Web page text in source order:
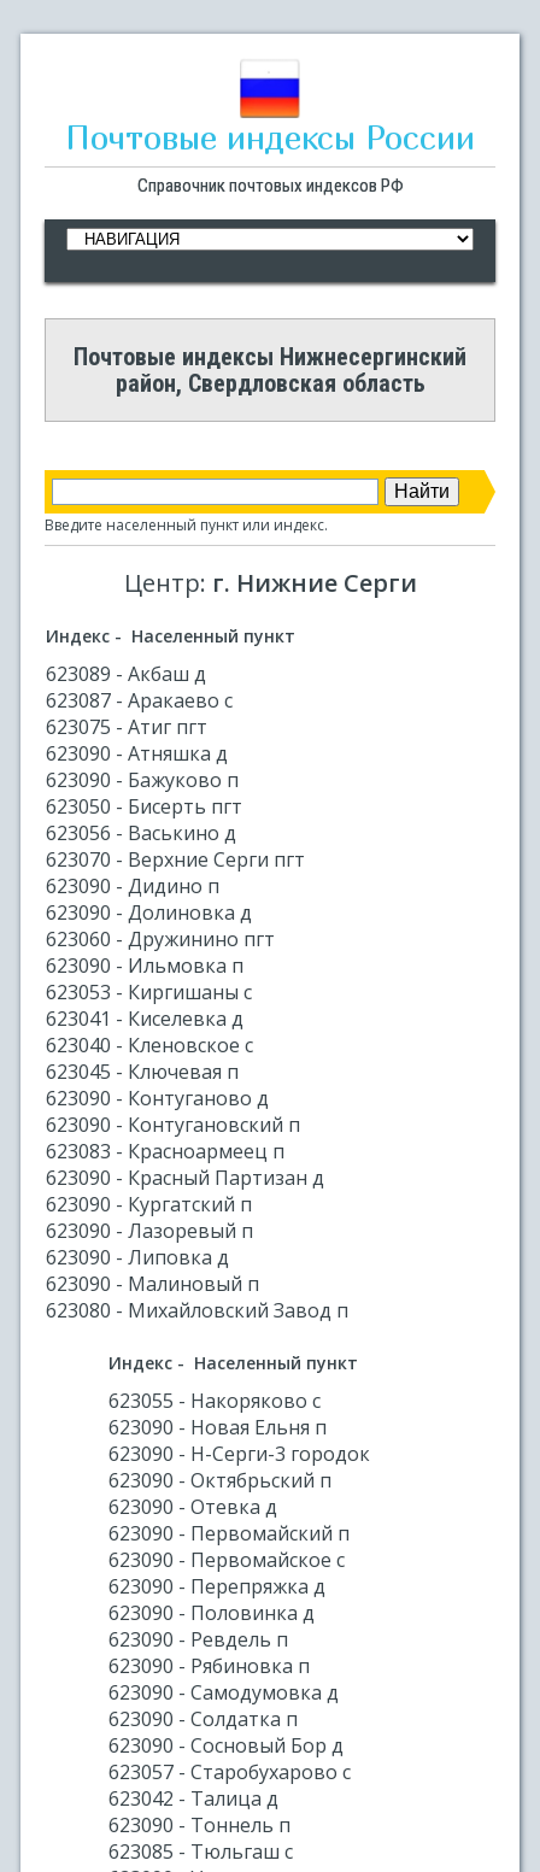
Почтовые индексы России
Справочник почтовых индексов РФ
Почтовые индексы Нижнесергинский
район, Свердловская область
Введите населенный пункт или индекс.
Центр: г. Нижние Серги
Индекс - Населенный пункт
623089 - Акбаш д
623087 - Аракаево с
623075 - Атиг пгт
623090 - Атняшка д
623090 - Бажуково п
623050 - Бисерть пгт
623056 - Васькино д
623070 - Верхние Серги пгт
623090 - Дидино п
623090 - Долиновка д
623060 - Дружинино пгт
623090 - Ильмовка п
623053 - Киргишаны с
623041 - Киселевка д
623040 - Кленовское с
623045 - Ключевая п
623090 - Контуганово д
623090 - Контугановский п
623083 - Красноармеец п
623090 - Красный Партизан д
623090 - Кургатский п
623090 - Лазоревый п
623090 - Липовка д
623090 - Малиновый п
623080 - Михайловский Завод п
Индекс - Населенный пункт
623055 - Накоряково с
623090 - Новая Ельня п
623090 - Н-Серги-3 городок
623090 - Октябрьский п
623090 - Отевка д
623090 - Первомайский п
623090 - Первомайское с
623090 - Перепряжка д
623090 - Половинка д
623090 - Ревдель п
623090 - Рябиновка п
623090 - Самодумовка д
623090 - Солдатка п
623090 - Сосновый Бор д
623057 - Старобухарово с
623042 - Талица д
623090 - Тоннель п
623085 - Тюльгаш с